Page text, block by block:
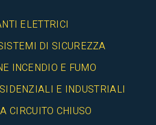
ELETTRICI
DI SICUREZZA
INCENDIO E FUMO
E INDUSTRIALI
CIRCUITO CHIUSO